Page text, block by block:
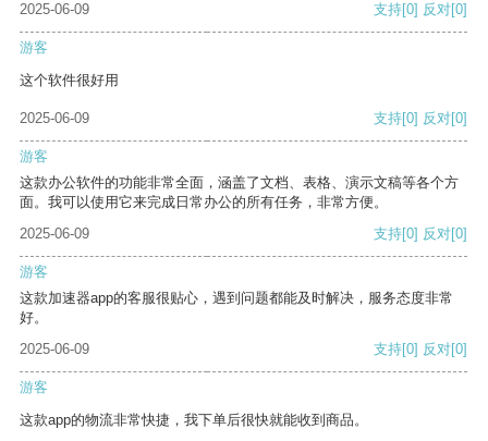
2025-06-09 支持[0] 反对[0]
游客
这个软件很好用
2025-06-09 支持[0] 反对[0]
游客
这款办公软件的功能非常全面，涵盖了文档、表格、演示文稿等各个方
面。我可以使用它来完成日常办公的所有任务，非常方便。
2025-06-09
支持[0] 反对[0]
游客
这款加速器app的客服很贴心，遇到问题都能及时解决，服务态度非常
好。
2025-06-09
支持[0] 反对[0]
游客
这款app的物流非常快捷，我下单后很快就能收到商品。